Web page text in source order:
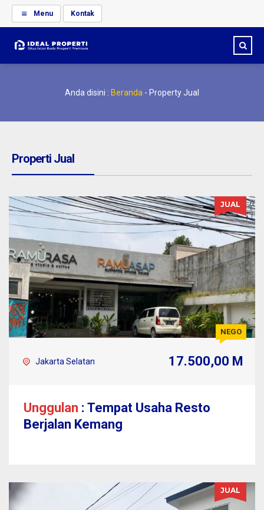
Menu Kontak
Anda disini : Beranda - Property Jual
Properti Jual
JUAL
NEGO
Jakarta Selatan 17.500,00 M
Unggulan : Tempat Usaha Resto
Berjalan Kemang
JUAL